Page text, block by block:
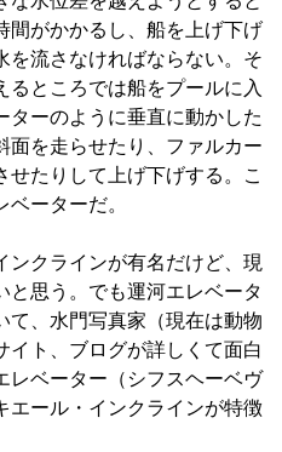
間がかかるし、船を上げ下げ
を流さなければならない。そ
ところでは船をプールに入
ターのように垂直に動かした
面を走らせたり、ファルカー
せたりして上げ下げする。こ
ーターだ。
ンクラインが有名だけど、現
と思う。でも運河エレベータ
て、水門写真家（現在は動物
イト、ブログが詳しくて面白
レベーター（シフスヘーベヴ
エール・インクラインが特徴